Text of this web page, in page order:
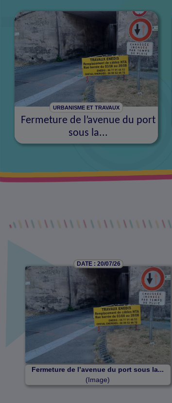
URBANISME ET TRAVAUX
Fermeture de l’avenue du port
sous la...
DATE : 20/07/26
Fermeture de l’avenue du port sous la...
(Image)